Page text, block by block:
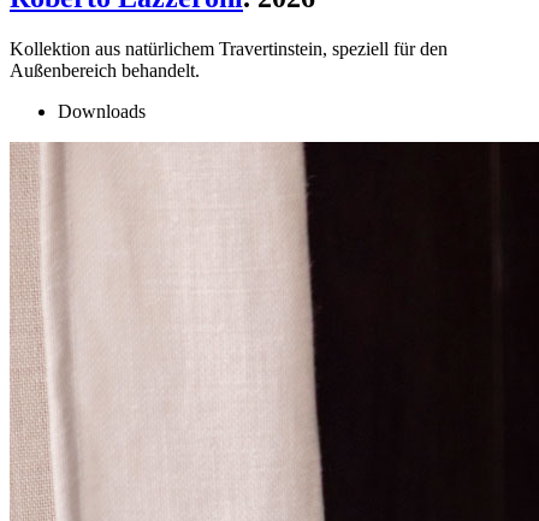
Kollektion aus natürlichem Travertinstein, speziell für den
Außenbereich behandelt.
Downloads